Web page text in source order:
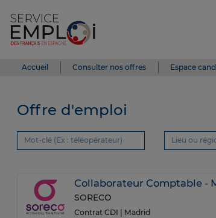
Accueil Consulter nos offres Espace
Offre d'emploi
Collaborateur Comptable -
SORECO
Contrat CDI | Madrid